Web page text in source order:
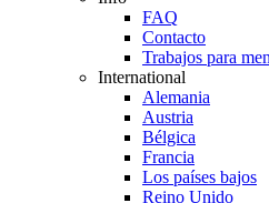
FAQ
Contacto
Trabajos para
International
Alemania
Austria
Bélgica
Francia
Los países bajos
Reino Unido